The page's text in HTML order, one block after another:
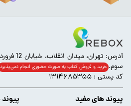
سوم. خرید و فروش کتاب به صورت حضوری انجام‌ نمی‌پذیرد
کد پستی : ۱۳۱۴۶۸۵۳۵۵
پیوند های مفید